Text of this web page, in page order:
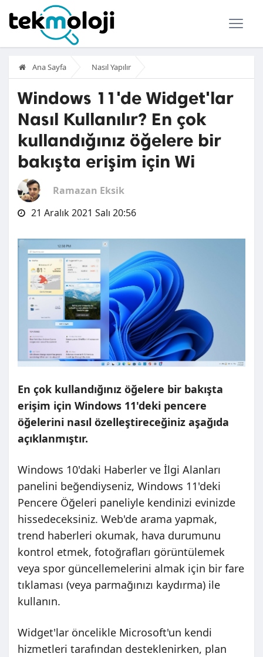
Ana Sayfa Nasıl Yapılır
Windows 11'de Widget'lar
Nasıl Kullanılır? En çok
kullandığınız öğelere bir
bakışta erişim için Wi
Ramazan Eksik
21 Aralık 2021 Salı 20:56
En çok kullandığınız öğelere bir bakışta
erişim için Windows 11'deki pencere
öğelerini nasıl özelleştireceğiniz aşağıda
açıklanmıştır.
Windows 10'daki Haberler ve İlgi Alanları
panelini beğendiyseniz, Windows 11'deki
Pencere Öğeleri paneliyle kendinizi evinizde
hissedeceksiniz. Web'de arama yapmak,
trend haberleri okumak, hava durumunu
kontrol etmek, fotoğrafları görüntülemek
veya spor güncellemelerini almak için bir fare
tıklaması (veya parmağınızı kaydırma) ile
kullanın.
Widget'lar öncelikle Microsoft'un kendi
hizmetleri tarafından desteklenirken, plan